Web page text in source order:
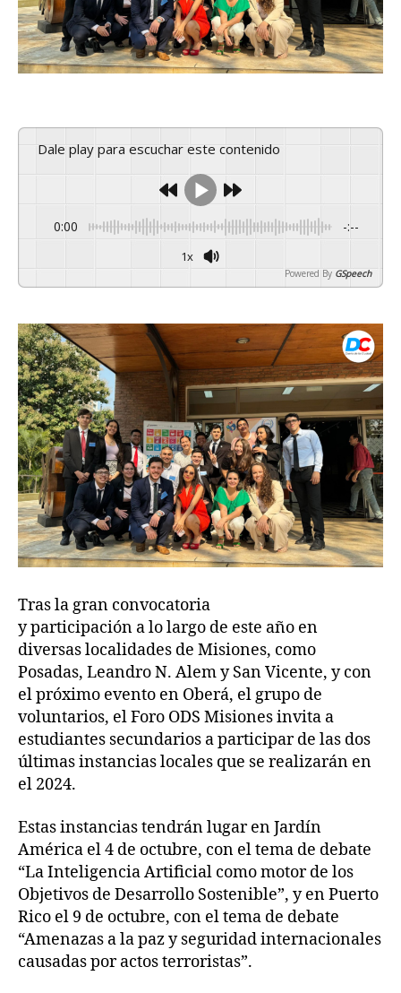
Dale play para escuchar este contenido
0:00 -:--
1x
Powered By GSpeech
Tras la gran convocatoria
y participación a lo largo de este año en
diversas localidades de Misiones, como
Posadas, Leandro N. Alem y San Vicente, y con
el próximo evento en Oberá, el grupo de
voluntarios, el Foro ODS Misiones invita a
estudiantes secundarios a participar de las dos
últimas instancias locales que se realizarán en
el 2024.
Estas instancias tendrán lugar en Jardín
América el 4 de octubre, con el tema de debate
“La Inteligencia Artificial como motor de los
Objetivos de Desarrollo Sostenible”, y en Puerto
Rico el 9 de octubre, con el tema de debate
“Amenazas a la paz y seguridad internacionales
causadas por actos terroristas”.